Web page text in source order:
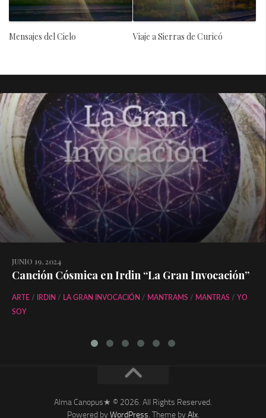
Mensajes del Cielo Viaje a Sierras de Curicó
JUNIO 19, 2024
Canción Cósmica en Irdin “La Gran Invocación”
ARTE / IRDIN / LA GRAN INVOCACIÓN / MANTRAMS / MANTRAS / YO
SOY
Alma Canopus★ © 2026. All Rights Reserved.
Powered by WordPress. Theme by Alx.